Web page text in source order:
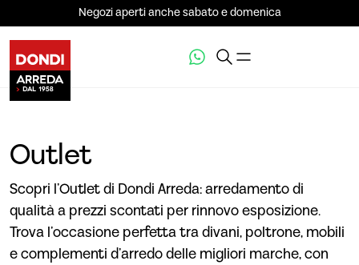
Negozi aperti anche sabato e domenica
Outlet
Scopri l’Outlet di Dondi Arreda: arredamento di
qualità a prezzi scontati per rinnovo esposizione.
Trova l’occasione perfetta tra divani, poltrone, mobili
e complementi d’arredo delle migliori marche, con